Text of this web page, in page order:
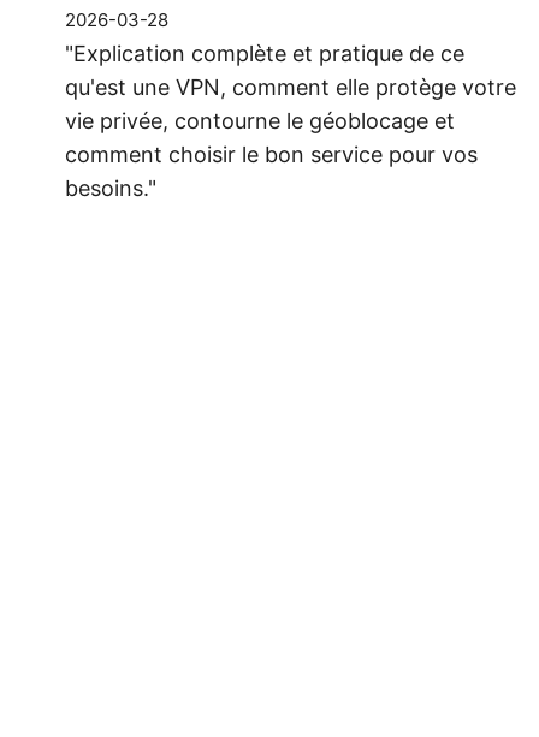
2026-03-28
"Explication complète et pratique de ce
qu'est une VPN, comment elle protège votre
vie privée, contourne le géoblocage et
comment choisir le bon service pour vos
besoins."